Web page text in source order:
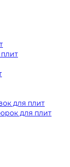
для плит
для плит